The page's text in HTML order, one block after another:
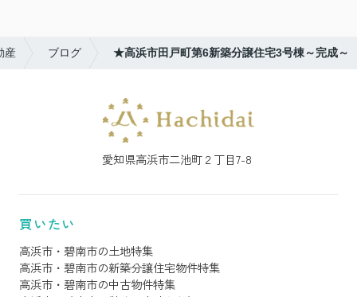
産 ブログ ★高浜市田戸町第6新築分譲住宅3号棟～完成～
愛知県高浜市二池町２丁目7-8
買いたい
高浜市・碧南市の土地特集
高浜市・碧南市の新築分譲住宅物件特集
高浜市・碧南市の中古物件特集